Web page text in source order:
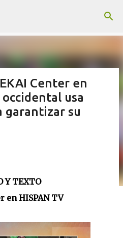
Center en
occidental usa
garantizar su
Y TEXTO
en HISPAN TV